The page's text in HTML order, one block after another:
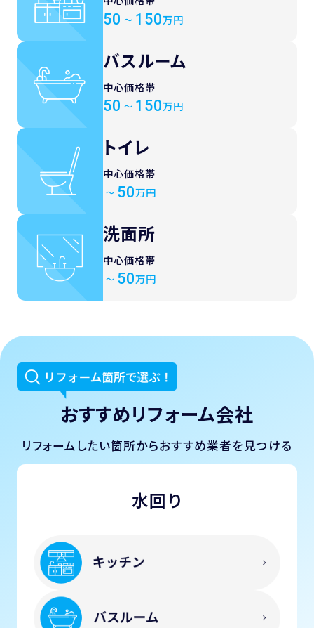
50 ～ 150万円
バスルーム
中心価格帯
50 ～ 150万円
トイレ
中心価格帯
～ 50万円
洗面所
中心価格帯
～ 50万円
おすすめリフォーム会社
リフォームしたい箇所からおすすめ業者を見つける
水回り